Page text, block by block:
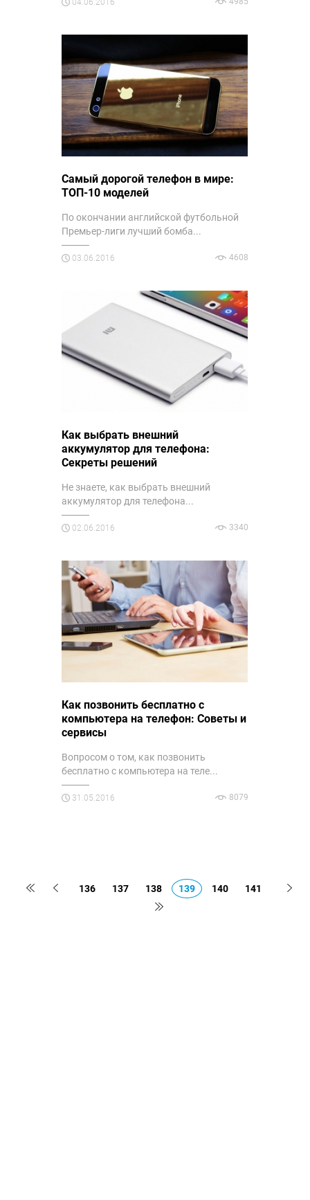
04.06.2016
Самый дорогой телефон в мире:
ТОП-10 моделей
По окончании английской футбольной
Премьер-лиги лучший бомба...
03.06.2016 4608
Как выбрать внешний
аккумулятор для телефона:
Секреты решений
Не знаете, как выбрать внешний
аккумулятор для телефона...
02.06.2016 3340
Как позвонить бесплатно с
компьютера на телефон: Советы и
сервисы
Вопросом о том, как позвонить
бесплатно с компьютера на теле...
31.05.2016 8079
136 137 138 139 140 141